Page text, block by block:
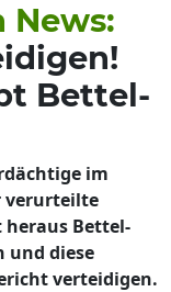
News:
Bettel-
im
verurteilte
Bettel-
und diese
verteidigen.